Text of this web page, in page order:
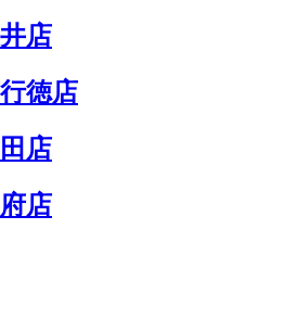
店
徳店
店
店